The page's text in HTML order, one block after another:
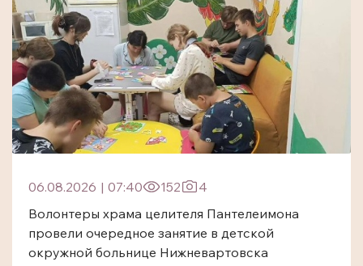
06.08.2026 | 07:40 152
4
Волонтеры храма целителя Пантелеимона
провели очередное занятие в детской
окружной больнице Нижневартовска